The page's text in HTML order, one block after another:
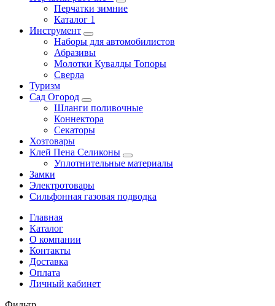
Перчатки зимние
Каталог 1
Инструмент
Наборы для автомобилистов
Абразивы
Молотки Кувалды Топоры
Сверла
Туризм
Сад Огород
Шланги поливочные
Коннектора
Секаторы
Хозтовары
Клей Пена Селиконы
Уплотнительные материалы
Замки
Электротовары
Сильфонная газовая подводка
Главная
Каталог
О компании
Контакты
Доставка
Оплата
Личный кабинет